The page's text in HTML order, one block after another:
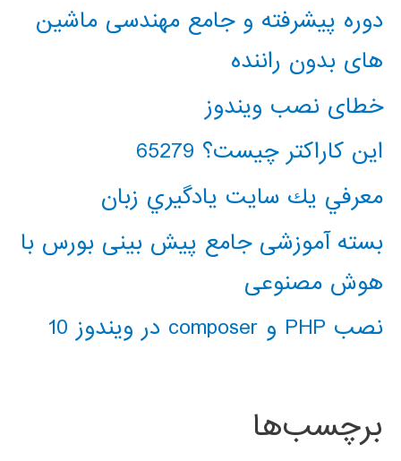
دوره پیشرفته و جامع مهندسی ماشین
های بدون راننده
خطای نصب ویندوز
این کاراکتر چیست؟ 65279
معرفي يك سايت يادگيري زبان
بسته آموزشی جامع پیش بینی بورس با
هوش مصنوعی
نصب PHP و composer در ویندوز 10
برچسب‌ها